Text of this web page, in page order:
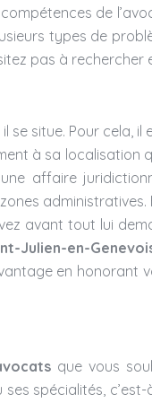
de
types de
pas à rechercher
il se situe. Pour cela,
à sa localisation
affaire
avant tout lui
Julien-en-
en
que vous
spécialités,